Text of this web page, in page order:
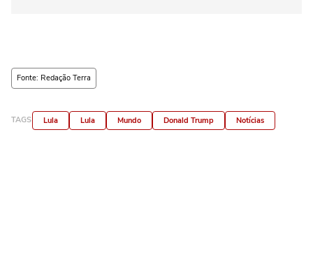
Fonte: Redação Terra
TAGS Lula Lula Mundo Donald Trump Notícias